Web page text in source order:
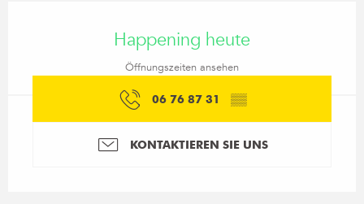
Happening heute
Öffnungszeiten ansehen
06 76 87 31 ▒▒
KONTAKTIEREN SIE UNS